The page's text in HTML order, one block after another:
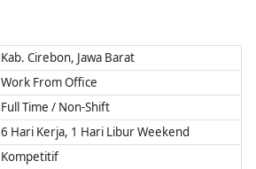
Kab. Cirebon, Jawa Barat
Work From Office
Full Time / Non-Shift
6 Hari Kerja, 1 Hari Libur Weekend
Kompetitif